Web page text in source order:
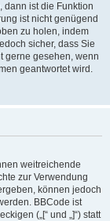
dann ist die Funktion
ist nicht genügend
zu holen, indem
sicher, dass Sie
gerne gesehen, wenn
geantwortet wird.
weitreichende
zur Verwendung
können jedoch
BBCode ist
(„[“ und „]“) statt